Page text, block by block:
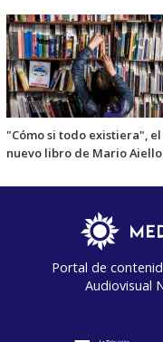
"Cómo si todo existiera", el
nuevo libro de Mario Aiello
Portal de
Audiovisual